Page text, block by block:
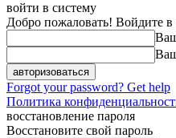
войти в систему
Добро пожаловать! Войдите
Forgot your password? Get help
Политика
восстановление пароля
Восстановите свой пароль